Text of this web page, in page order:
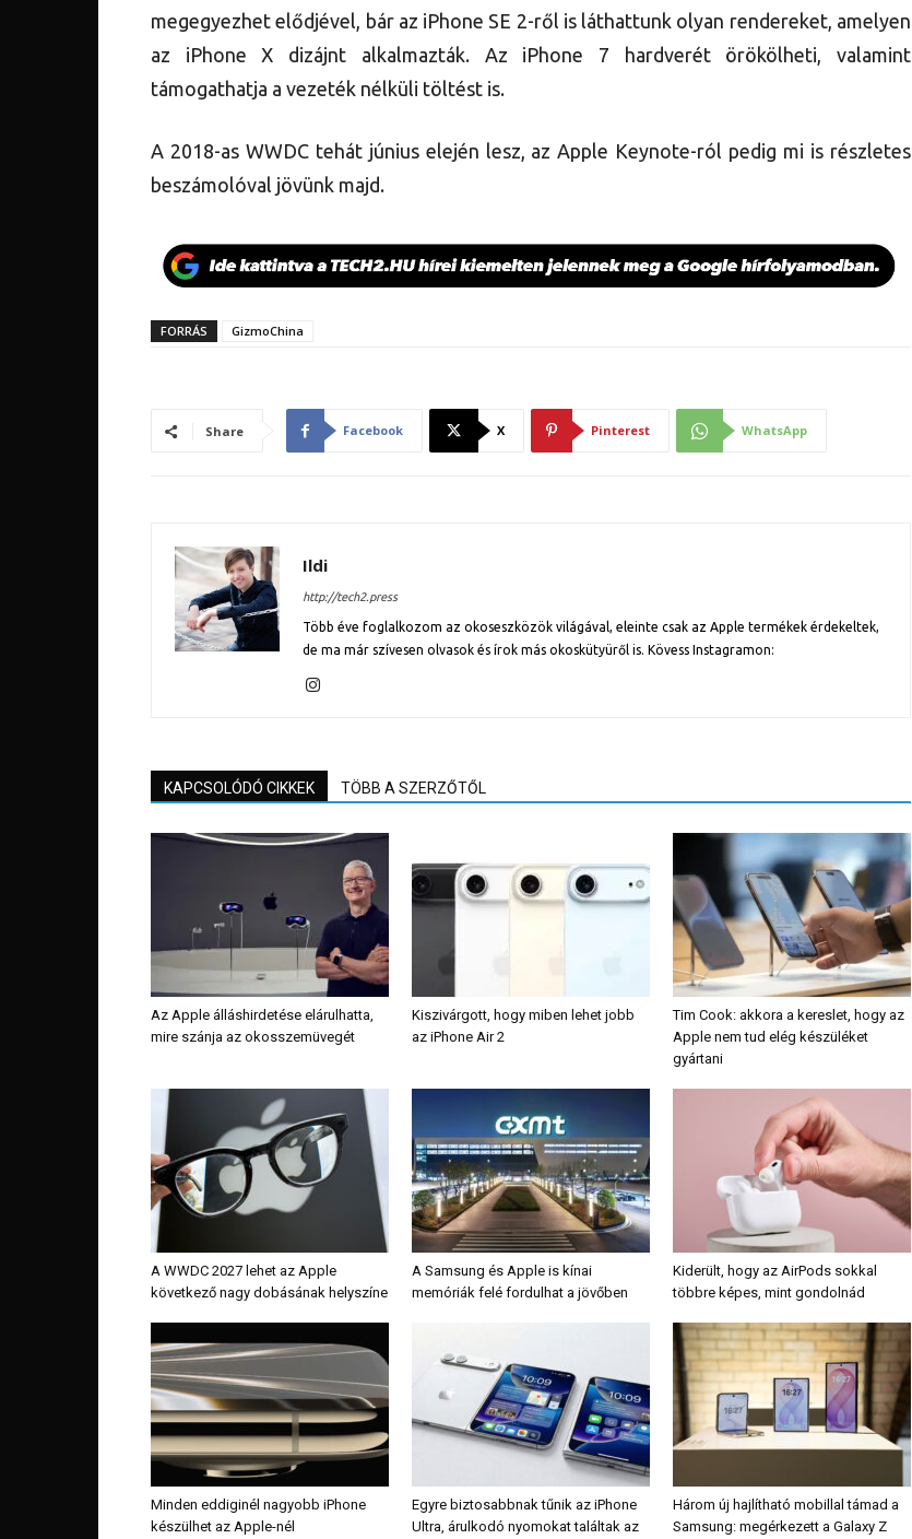
megegyezhet elődjével, bár az iPhone SE 2-ről is láthattunk olyan rendereket, amelyen
az iPhone X dizájnt alkalmazták. Az iPhone 7 hardverét örökölheti, valamint
támogathatja a vezeték nélküli töltést is.
A 2018-as WWDC tehát június elején lesz, az Apple Keynote-ról pedig mi is részletes
beszámolóval jövünk majd.
FORRÁS GizmoChina
Share Facebook X Pinterest WhatsApp
Ildi
http://tech2.press
Több éve foglalkozom az okoseszközök világával, eleinte csak az Apple termékek érdekeltek,
de ma már szívesen olvasok és írok más okoskütyüről is. Kövess Instagramon:
KAPCSOLÓDÓ CIKKEK TÖBB A SZERZŐTŐL
Az Apple álláshirdetése elárulhatta,
mire szánja az okosszemüvegét
Kiszivárgott, hogy miben lehet jobb
az iPhone Air 2
Tim Cook: akkora a kereslet, hogy az
Apple nem tud elég készüléket
gyártani
A WWDC 2027 lehet az Apple
következő nagy dobásának helyszíne
A Samsung és Apple is kínai
memóriák felé fordulhat a jövőben
Kiderült, hogy az AirPods sokkal
többre képes, mint gondolnád
Minden eddiginél nagyobb iPhone
készülhet az Apple-nél
Egyre biztosabbnak tűnik az iPhone
Ultra, árulkodó nyomokat találtak az
Három új hajlítható mobillal támad a
Samsung: megérkezett a Galaxy Z